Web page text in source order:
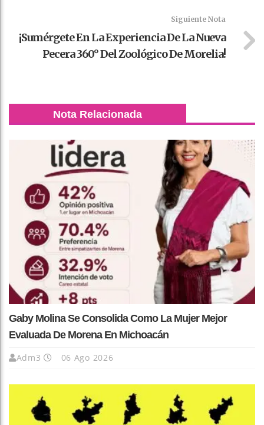
Siguiente Nota
¡Sumérgete En La Experiencia De La Nueva
Pecera 360° Del Zoológico De Morelia!
Nota Relacionada
Gaby Molina Se Consolida Como La Mujer Mejor
Evaluada De Morena En Michoacán
Adm3 06 Ago 2026